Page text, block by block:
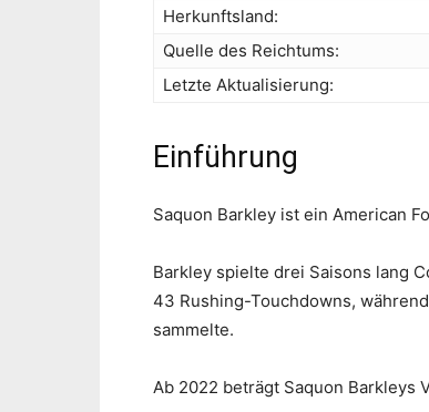
Herkunftsland:
Quelle des Reichtums:
Letzte Aktualisierung:
Einführung
Saquon Barkley ist ein American
Barkley spielte drei Saisons lang
43 Rushing-Touchdowns,
sammelte.
Ab 2022 beträgt Saquon Barkleys